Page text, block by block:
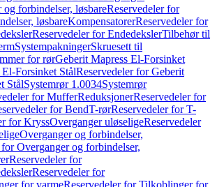
og forbindelser, løsbareReservedeler for
løsbareKompensatorerReservedeler for
Reservedeler for EndedekslerTilbehør til
SystempakningerSkruesett til
for rørGeberit Mapress El-Forsinket
Forsinket StålReservedeler for Geberit
StålSystemrør 1.0034Systemrør
for MufferReduksjonerReservedeler for
for BendT-rørReservedeler for T-
for KryssOverganger uløseligeReservedeler
Overganger og forbindelser,
Overganger og forbindelser,
Reservedeler for
Reservedeler for
for varmeReservedeler for Tilkoblinger for